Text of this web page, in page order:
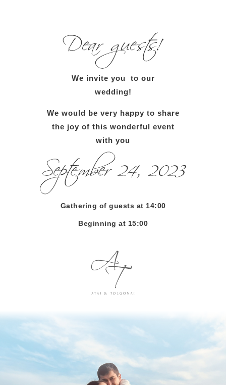
We invite you to our
wedding!
Gathering of guests at 14:00
We would be very happy to share
the joy of this wonderful event
with you
Beginning at 15:00